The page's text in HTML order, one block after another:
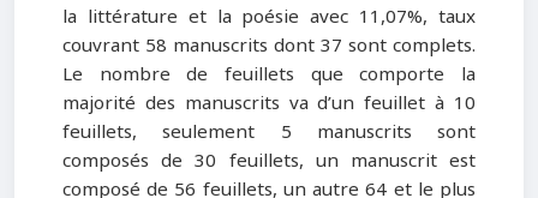
la littérature et la poésie avec 11,07%, taux
couvrant 58 manuscrits dont 37 sont complets.
Le nombre de feuillets que comporte la
majorité des manuscrits va d’un feuillet à 10
feuillets, seulement 5 manuscrits sont
composés de 30 feuillets, un manuscrit est
composé de 56 feuillets, un autre 64 et le plus